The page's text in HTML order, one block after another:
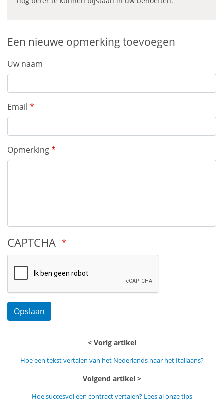
Een nieuwe opmerking toevoegen
Uw naam
Email
Opmerking
CAPTCHA
Opslaan
Vorig artikel
Hoe een tekst vertalen van het Nederlands naar het Italiaans?
Volgend artikel
Hoe succesvol een contract vertalen? Lees al onze tips